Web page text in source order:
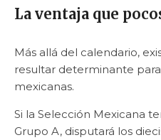
La ventaja que
Más allá del calendario,
resultar determinante
mexicanas.
Si la Selección Mexicana
Grupo A, disputará los